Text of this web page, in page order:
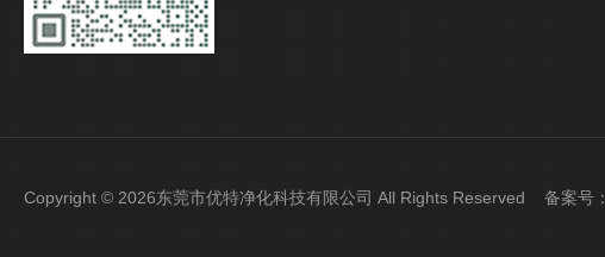
Copyright © 2026东莞市优特净化科技有限公司 All Rights Reserved 备案号：